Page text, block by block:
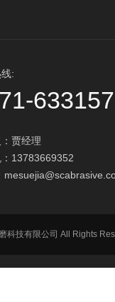
:
贾经理
13783669352
科技有限公司 All Rights